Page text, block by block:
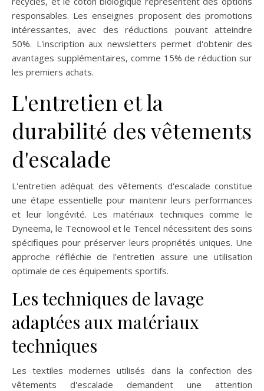
responsables. Les enseignes proposent des promotions
intéressantes, avec des réductions pouvant atteindre
50%. L'inscription aux newsletters permet d'obtenir des
avantages supplémentaires, comme 15% de réduction sur
les premiers achats.
L'entretien et la
durabilité des vêtements
d'escalade
L'entretien adéquat des vêtements d'escalade constitue
une étape essentielle pour maintenir leurs performances
et leur longévité. Les matériaux techniques comme le
Dyneema, le Tecnowool et le Tencel nécessitent des soins
spécifiques pour préserver leurs propriétés uniques. Une
approche réfléchie de l'entretien assure une utilisation
optimale de ces équipements sportifs.
Les techniques de lavage
adaptées aux matériaux
techniques
Les textiles modernes utilisés dans la confection des
vêtements d'escalade demandent une attention